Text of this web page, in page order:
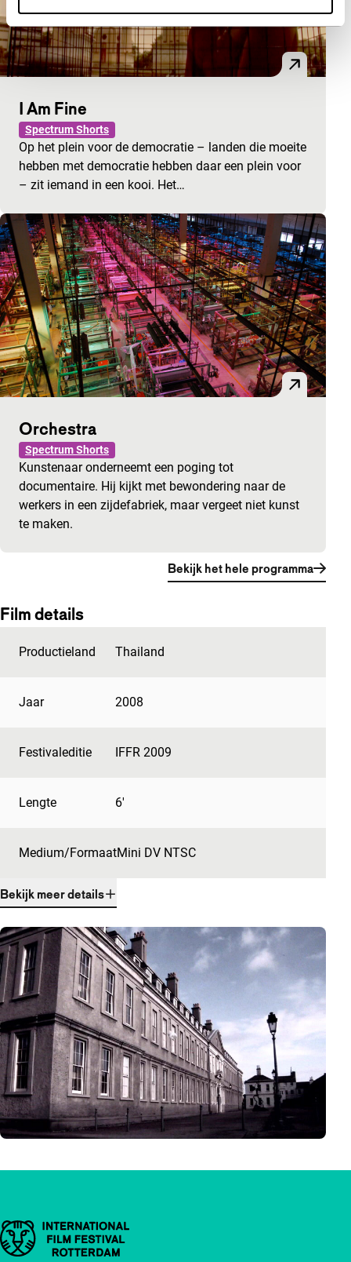
I Am Fine
Spectrum Shorts
Op het plein voor de democratie – landen die moeite
hebben met democratie hebben daar een plein voor
– zit iemand in een kooi. Het…
Orchestra
Spectrum Shorts
Kunstenaar onderneemt een poging tot
documentaire. Hij kijkt met bewondering naar de
werkers in een zijdefabriek, maar vergeet niet kunst
te maken.
Bekijk het hele programma
Film details
Productieland Thailand
Jaar 2008
Festivaleditie IFFR 2009
Lengte 6'
Medium/FormaatMini DV NTSC
Bekijk meer details
Belangrijke links